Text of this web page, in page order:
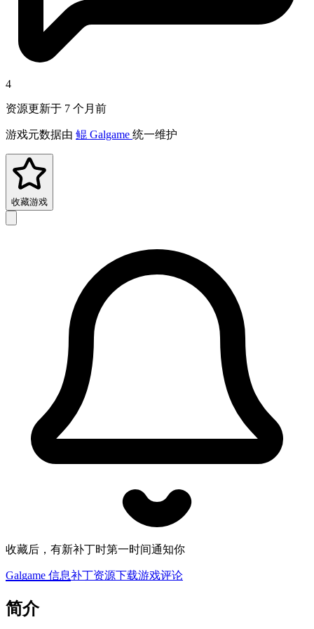
4
资源更新于 7 个月前
游戏元数据由 鲲 Galgame 统一维护
收藏游戏
收藏后，有新补丁时第一时间通知你
Galgame 信息补丁资源下载游戏评论
简介